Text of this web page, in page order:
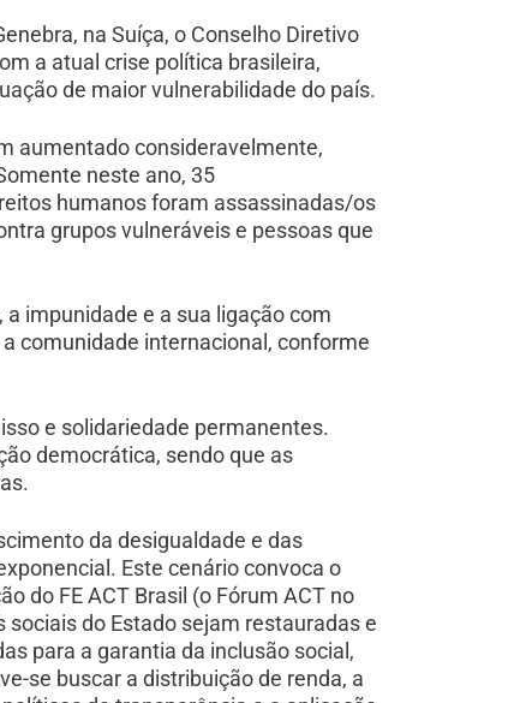
na Suíça, o Conselho Diretivo
a atual crise política brasileira,
de maior vulnerabilidade do país.
aumentado consideravelmente,
neste ano, 35
humanos foram assassinadas/os
grupos vulneráveis e pessoas que
impunidade e a sua ligação com
comunidade internacional, conforme
e solidariedade permanentes.
democrática, sendo que as
da desigualdade e das
Este cenário convoca o
do FE ACT Brasil (o Fórum ACT no
sociais do Estado sejam restauradas e
para a garantia da inclusão social,
se buscar a distribuição de renda, a